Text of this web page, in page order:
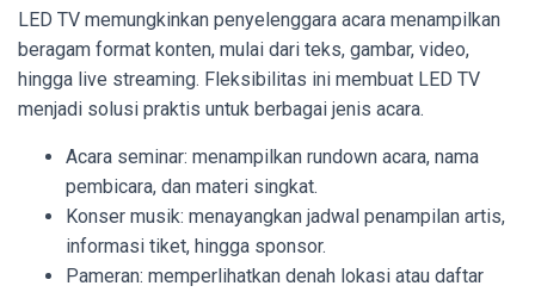
LED TV memungkinkan penyelenggara acara menampilkan
beragam format konten, mulai dari teks, gambar, video,
hingga live streaming. Fleksibilitas ini membuat LED TV
menjadi solusi praktis untuk berbagai jenis acara.
Acara seminar: menampilkan rundown acara, nama
pembicara, dan materi singkat.
Konser musik: menayangkan jadwal penampilan artis,
informasi tiket, hingga sponsor.
Pameran: memperlihatkan denah lokasi atau daftar